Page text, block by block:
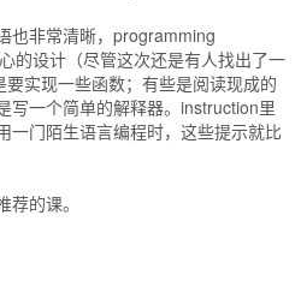
也非常清晰，programming
的设计（尽管这次还是有人找出了一
实现一些函数；有些是阅读现成的
写一个简单的解释器。instruction里
一门陌生语言编程时，这些提示就比
的课。